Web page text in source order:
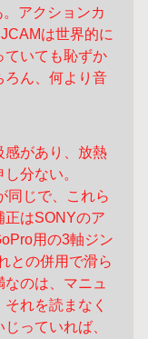
。アクションカ
は世界的に
ていても恥ずか
ろん、何より音
があり、放熱
し分ない。
同じで、これら
正はSONYのア
用の3軸ジン
との併用で滑ら
なのは、マニュ
れを読まなく
っていれば、